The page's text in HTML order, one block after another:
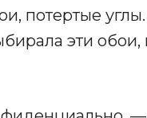
потертые
эти